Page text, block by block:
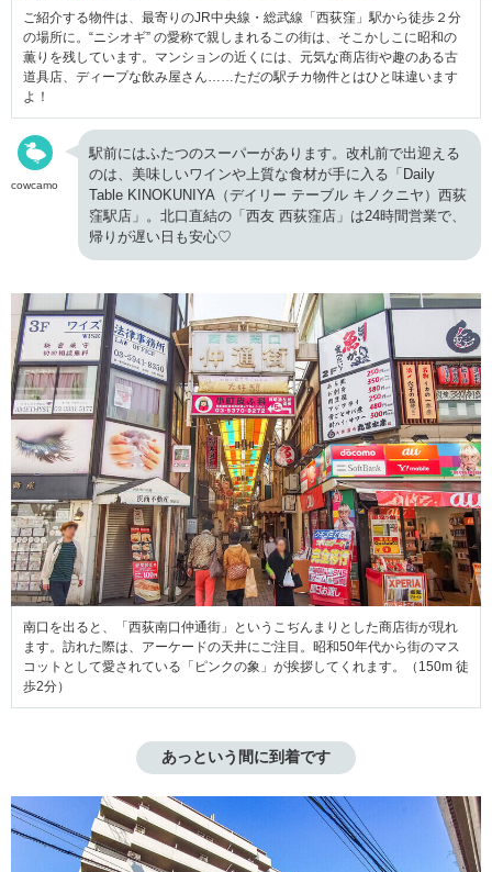
ご紹介する物件は、最寄りのJR中央線・総武線「西荻窪」駅から徒歩２分
の場所に。“ニシオギ” の愛称で親しまれるこの街は、そこかしこに昭和の
薫りを残しています。マンションの近くには、元気な商店街や趣のある古
道具店、ディープな飲み屋さん……ただの駅チカ物件とはひと味違います
よ！
cowcamo
駅前にはふたつのスーパーがあります。改札前で出迎える
のは、美味しいワインや上質な食材が手に入る「Daily
Table KINOKUNIYA（デイリー テーブル キノクニヤ）西荻
窪駅店」。北口直結の「西友 西荻窪店」は24時間営業で、
帰りが遅い日も安心♡
南口を出ると、「西荻南口仲通街」というこぢんまりとした商店街が現れ
ます。訪れた際は、アーケードの天井にご注目。昭和50年代から街のマス
コットとして愛されている「ピンクの象」が挨拶してくれます。（150m 徒
歩2分）
あっという間に到着です